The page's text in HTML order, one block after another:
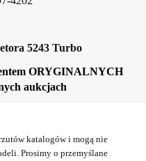
5243 Turbo
ORYGINALNYCH
aukcjach
katalogów i mogą nie
Prosimy o przemyślane